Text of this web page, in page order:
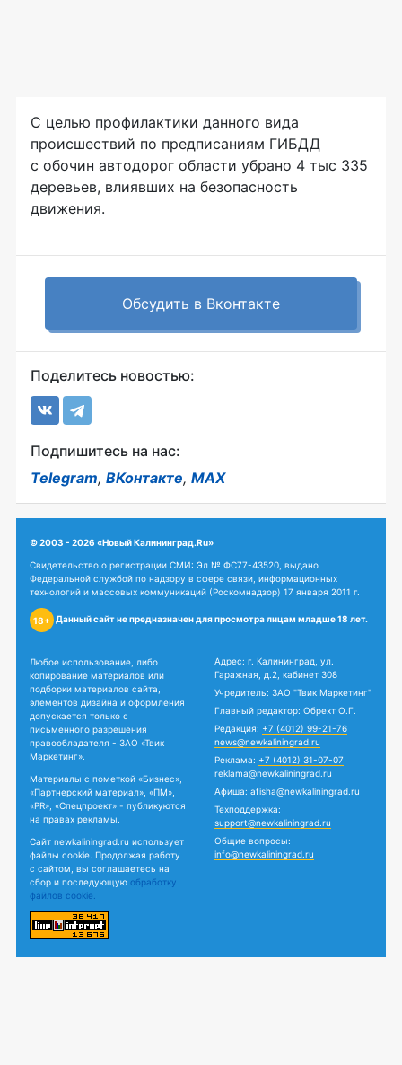
С целью профилактики данного вида
происшествий по предписаниям ГИБДД
с обочин автодорог области убрано 4 тыс 335
деревьев, влиявших на безопасность
движения.
Обсудить в Вконтакте
Поделитесь новостью:
Подпишитесь на нас:
Telegram, ВКонтакте, MAX
© 2003 - 2026 «Новый Калининград.Ru»
Свидетельство о регистрации СМИ: Эл № ФС77-43520, выдано
Федеральной службой по надзору в сфере связи, информационных
технологий и массовых коммуникаций (Роскомнадзор) 17 января 2011 г.
18+ Данный сайт не предназначен для просмотра лицам младше 18 лет.
Любое использование, либо
копирование материалов или
подборки материалов сайта,
элементов дизайна и оформления
допускается только с
письменного разрешения
правообладателя - ЗАО «Твик
Маркетинг».
Материалы с пометкой «Бизнес»,
«Партнерский материал», «ПМ»,
«PR», «Спецпроект» - публикуются
на правах рекламы.
Сайт newkaliningrad.ru использует
файлы cookie. Продолжая работу
с сайтом, вы соглашаетесь на
сбор и последующую обработку
файлов cookie.
Адрес: г. Калининград, ул.
Гаражная, д.2, кабинет 308
Учредитель: ЗАО "Твик Маркетинг"
Главный редактор: Обрехт О.Г.
Редакция: +7 (4012) 99-21-76
news@newkaliningrad.ru
Реклама: +7 (4012) 31-07-07
reklama@newkaliningrad.ru
Афиша: afisha@newkaliningrad.ru
Техподдержка:
support@newkaliningrad.ru
Общие вопросы:
info@newkaliningrad.ru